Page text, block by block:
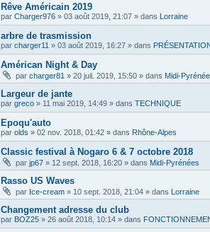
Rêve Américain 2019
par Charger976 » 03 août 2019, 21:07 » dans Lorraine
arbre de trasmission
par charger11 » 03 août 2019, 16:27 » dans
Américan Night & Day
par charger81 » 20 juil. 2019, 15:50 » dans Midi-
Largeur de jante
par greco » 11 mai 2019, 14:49 » dans TECHNIQUE
Epoqu'auto
par olds » 02 nov. 2018, 01:42 » dans Rhône-Alpes
Classic festival à Nogaro 6 & 7 octobre 2018
par jp67 » 12 sept. 2018, 16:20 » dans Midi-Pyrénées
Rasso US Waves
par Ice-cream » 10 sept. 2018, 21:04 » dans Lorraine
Changement adresse du club
par BOZ25 » 26 août 2018, 10:14 » dans